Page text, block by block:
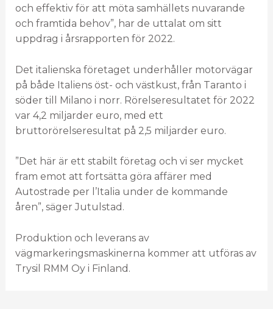
och effektiv för att möta samhällets nuvarande
och framtida behov”, har de uttalat om sitt
uppdrag i årsrapporten för 2022.
Det italienska företaget underhåller motorvägar
på både Italiens öst- och västkust, från Taranto i
söder till Milano i norr. Rörelseresultatet för 2022
var 4,2 miljarder euro, med ett
bruttorörelseresultat på 2,5 miljarder euro.
”Det här är ett stabilt företag och vi ser mycket
fram emot att fortsätta göra affärer med
Autostrade per l’Italia under de kommande
åren”, säger Jutulstad.
Produktion och leverans av
vägmarkeringsmaskinerna kommer att utföras av
Trysil RMM Oy i Finland.